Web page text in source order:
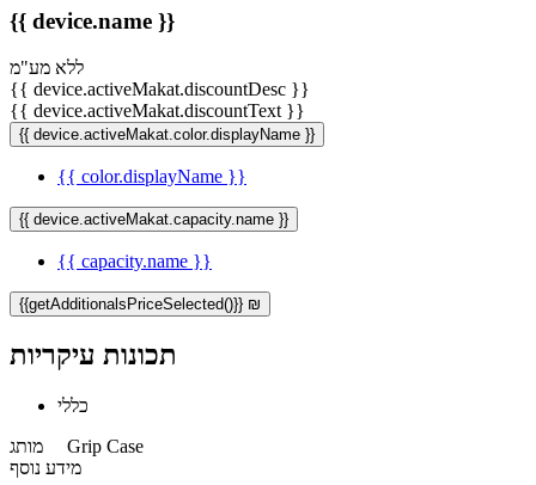
{{ device.name }}
ללא מע"מ
{{ device.activeMakat.discountDesc }}
{{ device.activeMakat.discountText }}
{{ device.activeMakat.color.displayName }}
{{ color.displayName }}
{{ device.activeMakat.capacity.name }}
{{ capacity.name }}
{{getAdditionalsPriceSelected()}} ₪
תכונות עיקריות
כללי
מותג Grip Case
מידע נוסף